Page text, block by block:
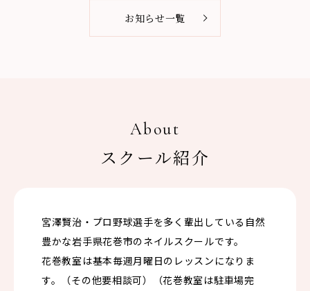
お知らせ一覧
About
スクール紹介
宮澤賢治・プロ野球選手を多く輩出している自然
豊かな岩手県花巻市のネイルスクールです。
花巻教室は基本毎週月曜日のレッスンになりま
す。（その他要相談可）（花巻教室は駐車場完